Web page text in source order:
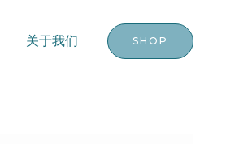
关于我们 SHOP